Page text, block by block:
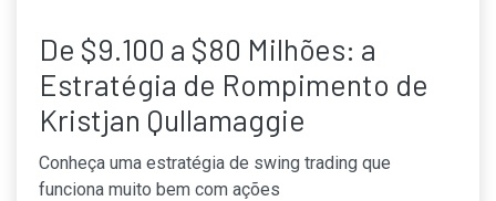
De $9.100 a $80 Milhões: a
Estratégia de Rompimento de
Kristjan Qullamaggie
Conheça uma estratégia de swing trading que
funciona muito bem com ações